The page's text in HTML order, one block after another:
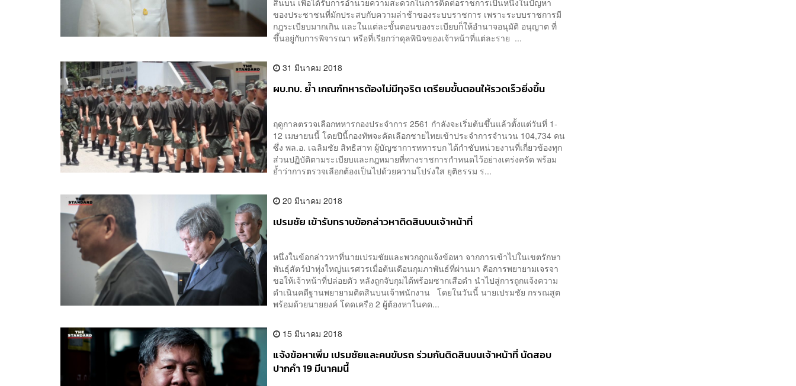
สินบน เพื่อได้รับการอำนวยความสะดวกในการติดต่อราชการเป็นหนึ่งในปัญหา
ของประชาชนที่มักประสบกับความล่าช้าของระบบราชการ เพราะระบบราชการมี
กฎระเบียบมากเกิน และในแต่ละขั้นตอนของระเบียบก็ให้อำนาจอนุมัติ อนุญาต ที่
ขึ้นอยู่กับการพิจารณา หรือที่เรียกว่าดุลพินิจของเจ้าหน้าที่แต่ละราย ...
31 มีนาคม 2018
ผบ.ทบ. ย้ำ เกณฑ์ทหารต้องไม่มีทุจริต เตรียมขั้นตอนให้รวดเร็วยิ่งขึ้น
ฤดูกาลตรวจเลือกทหารกองประจำการ 2561 กำลังจะเริ่มต้นขึ้นแล้วตั้งแต่วันที่ 1-
12 เมษายนนี้ โดยปีนี้กองทัพจะคัดเลือกชายไทยเข้าประจำการจำนวน 104,734 คน
ซึ่ง พล.อ. เฉลิมชัย สิทธิสาท ผู้บัญชาการทหารบก ได้กำชับหน่วยงานที่เกี่ยวข้องทุก
ส่วนปฏิบัติตามระเบียบและกฎหมายที่ทางราชการกำหนดไว้อย่างเคร่งครัด พร้อม
ย้ำว่าการตรวจเลือกต้องเป็นไปด้วยความโปร่งใส ยุติธรรม ร...
20 มีนาคม 2018
เปรมชัย เข้ารับทราบข้อกล่าวหาติดสินบนเจ้าหน้าที่
หนึ่งในข้อกล่าวหาที่นายเปรมชัยและพวกถูกแจ้งข้อหา จากการเข้าไปในเขตรักษา
พันธุ์สัตว์ป่าทุ่งใหญ่นเรศวรเมื่อต้นเดือนกุมภาพันธ์ที่ผ่านมา คือการพยายามเจรจา
ขอให้เจ้าหน้าที่ปล่อยตัว หลังถูกจับกุมได้พร้อมซากเสือดำ นำไปสู่การถูกแจ้งความ
ดำเนินคดีฐานพยายามติดสินบนเจ้าพนักงาน โดยในวันนี้ นายเปรมชัย กรรณสูต
พร้อมด้วยนายยงค์ โดดเครือ 2 ผู้ต้องหาในคด...
15 มีนาคม 2018
แจ้งข้อหาเพิ่ม เปรมชัยและคนขับรถ ร่วมกันติดสินบนเจ้าหน้าที่ นัดสอบ
ปากคำ 19 มีนาคมนี้